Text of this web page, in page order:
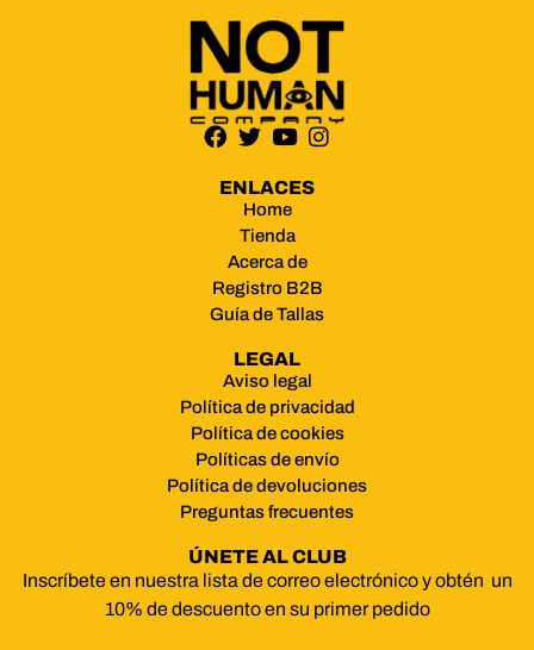
ENLACES
Home
Tienda
Acerca de
Registro B2B
Guía de Tallas
LEGAL
Aviso legal
Política de privacidad
Política de cookies
Políticas de envío
Política de devoluciones
Preguntas frecuentes
ÚNETE AL CLUB
Inscríbete en nuestra lista de correo electrónico y obtén un
10% de descuento en su primer pedido